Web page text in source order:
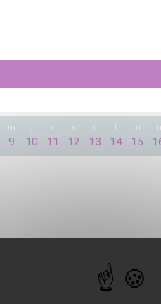
m
9
j
10
v
11
s
12
d
13
l
14
m
15
m